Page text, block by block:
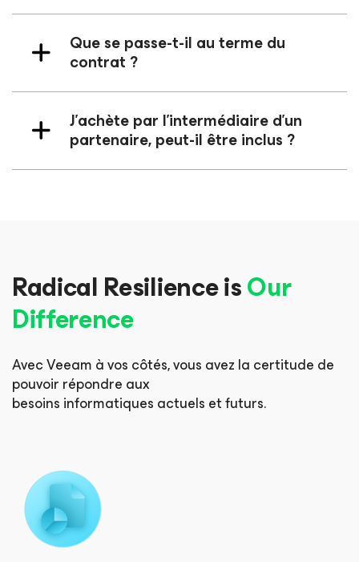
Que se passe-t-il au terme du
contrat ?
J’achète par l’intermédiaire d’un
partenaire, peut-il être inclus ?
Radical Resilience isOur
Difference
Avec Veeam à vos côtés, vous avez la certitude de
pouvoir répondre aux
besoins informatiques actuels et futurs.